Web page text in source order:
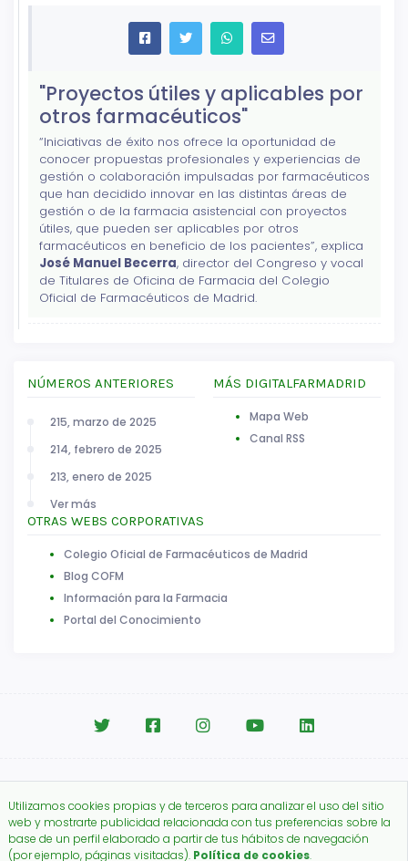
"Proyectos útiles y aplicables por
otros farmacéuticos"
“Iniciativas de éxito nos ofrece la oportunidad de
conocer propuestas profesionales y experiencias de
gestión o colaboración impulsadas por farmacéuticos
que han decidido innovar en las distintas áreas de
gestión o de la farmacia asistencial con proyectos
útiles, que pueden ser aplicables por otros
farmacéuticos en beneficio de los pacientes”, explica
José Manuel Becerra, director del Congreso y vocal
de Titulares de Oficina de Farmacia del Colegio
Oficial de Farmacéuticos de Madrid.
NÚMEROS ANTERIORES
215, marzo de 2025
214, febrero de 2025
213, enero de 2025
Ver más
MÁS DIGITALFARMADRID
Mapa Web
Canal RSS
OTRAS WEBS CORPORATIVAS
Colegio Oficial de Farmacéuticos de Madrid
Blog COFM
Información para la Farmacia
Portal del Conocimiento
Copyright © 2026.
Colegio Oficial de Farmacéuticos de Madrid.
Utilizamos cookies propias y de terceros para analizar el uso del sitio
web y mostrarte publicidad relacionada con tus preferencias sobre la
base de un perfil elaborado a partir de tus hábitos de navegación
(por ejemplo, páginas visitadas). Política de cookies.